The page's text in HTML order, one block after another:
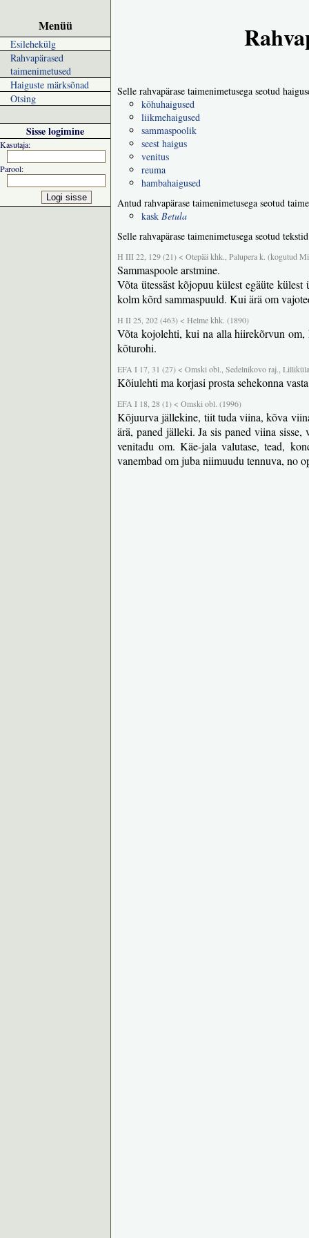
Menüü
Esilehekülg
Rahvapärased
taimenimetused
Haiguste märksõnad
Otsing
Sisse logimine
Kasutaja:
Parool:
Selle rahvapärase taimenimetusega seotud
kõhuhaigused
liikmehaigused
sammaspoolik
seest haigus
venitus
reuma
hambahaigused
Antud rahvapärase taimenimetusega seotud
kask Betula
Selle rahvapärase taimenimetusega seotud
H III 22, 129 (21) < Otepää khk., Palupera k. (kogutud
Sammaspoole arstmine.
Võta ütessäst kõjopuu külest egäüte
kolm kõrd sammaspuuld. Kui ärä om
H II 25, 202 (463) < Helme khk. (1890)
Võta kojolehti, kui na alla hiirekõrvun om,
kõturohi.
EFA I 17, 31 (27) < Omski obl., Sedelnikovo raj.,
Kõiulehti ma korjasi prosta sehekonna
EFA I 18, 28 (1) < Omski obl. (1996)
Kõjuurva jällekine, tiit tuda viina, kõva
ärä, paned jälleki. Ja sis paned viina
venitadu om. Käe-jala valutase, tead,
vanembad om juba niimuudu tennuva, no